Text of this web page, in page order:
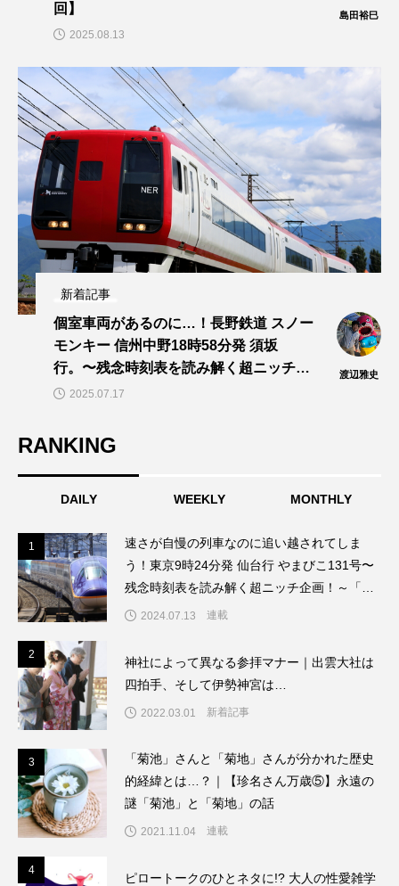
回】
島田裕巳
2025.08.13
新着記事
個室車両があるのに…！長野鉄道 スノー
モンキー 信州中野18時58分発 須坂
行。〜残念時刻表を読み解く超ニッチ企
画！～「渡辺雅史の残念な鉄道時刻表」
渡辺雅史
2025.07.17
RANKING
DAILY WEEKLY MONTHLY
1
速さが自慢の列車なのに追い越されてしま
う！東京9時24分発 仙台行 やまびこ131号〜
残念時刻表を読み解く超ニッチ企画！～「渡
辺雅史の残念な鉄道時刻表」第8回
2024.07.13 連載
2
神社によって異なる参拝マナー｜出雲大社は
四拍手、そして伊勢神宮は…
2022.03.01 新着記事
3
「菊池」さんと「菊地」さんが分かれた歴史
的経緯とは…？｜【珍名さん万歳⑤】永遠の
謎「菊池」と「菊地」の話
2021.11.04 連載
4
ピロートークのひとネタに!? 大人の性愛雑学